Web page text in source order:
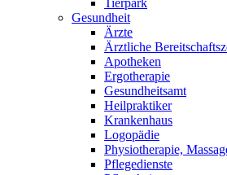
Tierpark
Gesundheit
Ärzte
Ärztliche
Apotheken
Ergotherapie
Gesundheitsamt
Heilpraktiker
Krankenhaus
Logopädie
Physiotherapie,
Pflegedienste